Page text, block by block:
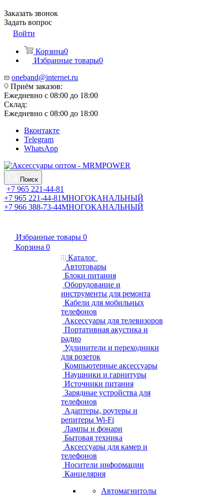
Заказать звонок
Задать вопрос
Войти
Корзина0
Избранные товары0
oneband@internet.ru
Приём заказов:
Ежедневно с 08:00 до 18:00
Склад:
Ежедневно с 08:00 до 18:00
Вконтакте
Telegram
WhatsApp
Поиск
+7 965 221-44-81
+7 965 221-44-81МНОГОКАНАЛЬНЫЙ
+7 966 388-73-44МНОГОКАНАЛЬНЫЙ
Избранные товары 0
Корзина 0
Каталог
Автотовары
Блоки питания
Оборудование и
инструменты для ремонта
Кабели для мобильных
телефонов
Аксессуары для телевизоров
Портативная акустика и
радио
Удлинители и переходники
для розеток
Компьютерные аксессуары
Наушники и гарнитуры
Источники питания
Зарядные устройства для
телефонов
Адаптеры, роутеры и
репитеры Wi-Fi
Лампы и фонари
Бытовая техника
Аксессуары для камер и
телефонов
Носители информации
Канцелярия
Автомагнитолы